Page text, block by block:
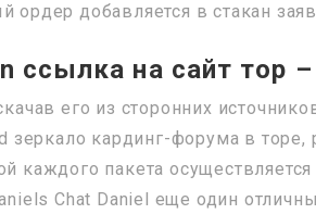
ордер добавляется в стакан
ссылка на сайт тор
его из сторонних
зеркало кардинг-форума в торе,
каждого пакета
Chat Daniel еще один